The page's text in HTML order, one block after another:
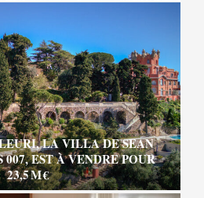
LA VILLA DE SEAN
EST À VENDRE POUR
23,5 M €